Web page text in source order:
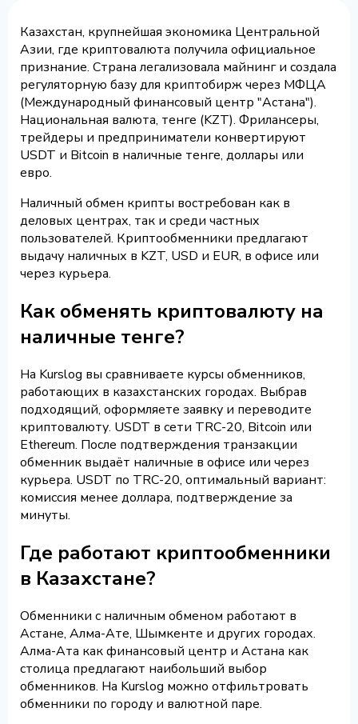
Казахстан, крупнейшая экономика Центральной
Азии, где криптовалюта получила официальное
признание. Страна легализовала майнинг и создала
регуляторную базу для криптобирж через МФЦА
(Международный финансовый центр "Астана").
Национальная валюта, тенге (KZT). Фрилансеры,
трейдеры и предприниматели конвертируют
USDT и Bitcoin в наличные тенге, доллары или
евро.
Наличный обмен крипты востребован как в
деловых центрах, так и среди частных
пользователей. Криптообменники предлагают
выдачу наличных в KZT, USD и EUR, в офисе или
через курьера.
Как обменять криптовалюту на
наличные тенге?
На Kurslog вы сравниваете курсы обменников,
работающих в казахстанских городах. Выбрав
подходящий, оформляете заявку и переводите
криптовалюту. USDT в сети TRC-20, Bitcoin или
Ethereum. После подтверждения транзакции
обменник выдаёт наличные в офисе или через
курьера. USDT по TRC-20, оптимальный вариант:
комиссия менее доллара, подтверждение за
минуты.
Где работают криптообменники
в Казахстане?
Обменники с наличным обменом работают в
Астане, Алма-Ате, Шымкенте и других городах.
Алма-Ата как финансовый центр и Астана как
столица предлагают наибольший выбор
обменников. На Kurslog можно отфильтровать
обменники по городу и валютной паре.